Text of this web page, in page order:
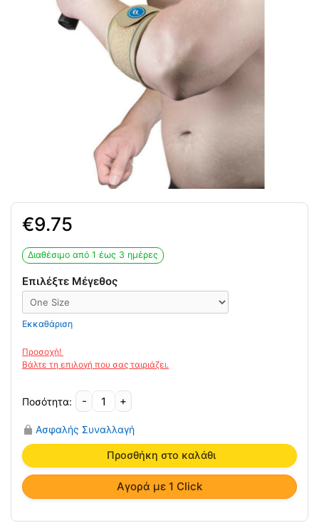
9.75
Διαθέσιμο από 1 έως 3 ημέρες
Επιλέξτε Μέγεθος
Εκκαθάριση
Αγορά με 1 Click
-
Απλό
Περιαγκώνιο
Neoprene
FT/004
Ortholand
ποσότητα
+
Ασφαλής Συναλλαγή
Προσθήκη στο καλάθι